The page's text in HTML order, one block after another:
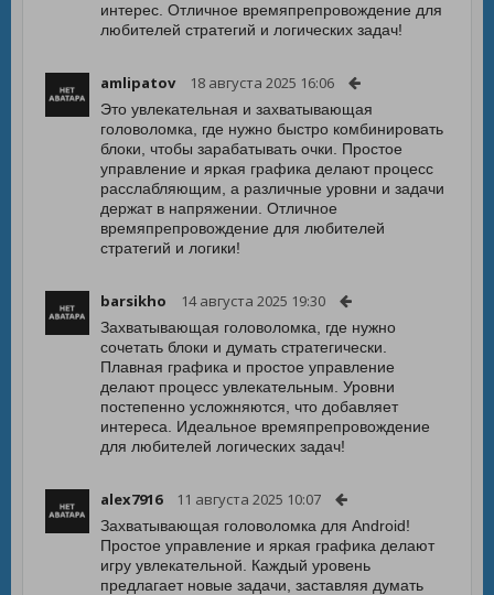
интерес. Отличное времяпрепровождение для
любителей стратегий и логических задач!
amlipatov 18 августа 2025 16:06
Это увлекательная и захватывающая
головоломка, где нужно быстро комбинировать
блоки, чтобы зарабатывать очки. Простое
управление и яркая графика делают процесс
расслабляющим, а различные уровни и задачи
держат в напряжении. Отличное
времяпрепровождение для любителей
стратегий и логики!
barsikho 14 августа 2025 19:30
Захватывающая головоломка, где нужно
сочетать блоки и думать стратегически.
Плавная графика и простое управление
делают процесс увлекательным. Уровни
постепенно усложняются, что добавляет
интереса. Идеальное времяпрепровождение
для любителей логических задач!
alex7916 11 августа 2025 10:07
Захватывающая головоломка для Android!
Простое управление и яркая графика делают
игру увлекательной. Каждый уровень
предлагает новые задачи, заставляя думать